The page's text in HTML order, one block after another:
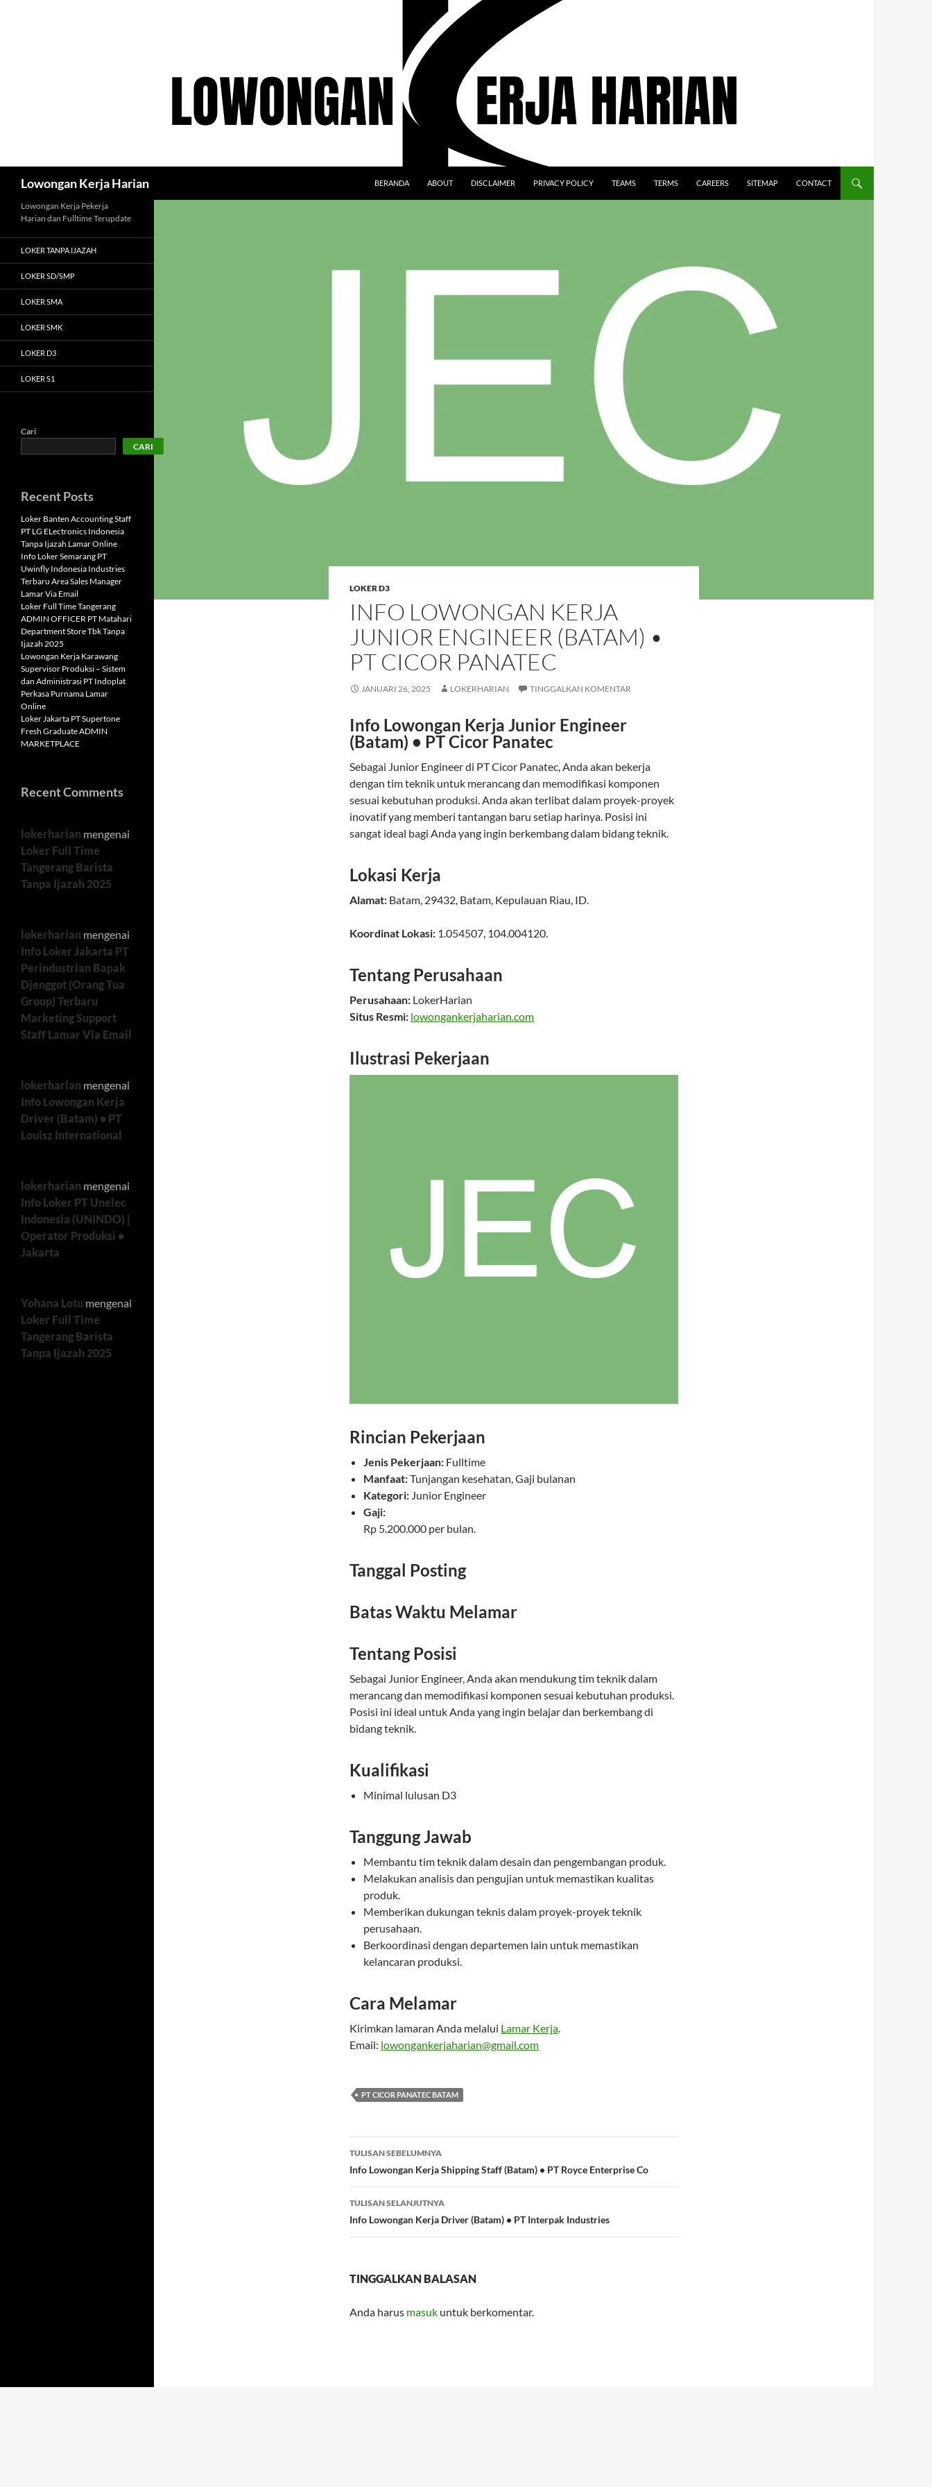
Lowongan Kerja Harian BERANDA ABOUT DISCLAIMER PRIVACY POLICY TEAMS TERMS CAREERS SITEMAP CONTACT
LOKER D3
INFO LOWONGAN KERJA
JUNIOR ENGINEER (BATAM) •
PT CICOR PANATEC
JANUARI 26, 2025 LOKERHARIAN TINGGALKAN KOMENTAR
Info Lowongan Kerja Junior Engineer
(Batam) • PT Cicor Panatec
Sebagai Junior Engineer di PT Cicor Panatec, Anda akan bekerja
dengan tim teknik untuk merancang dan memodifikasi komponen
sesuai kebutuhan produksi. Anda akan terlibat dalam proyek-proyek
inovatif yang memberi tantangan baru setiap harinya. Posisi ini
sangat ideal bagi Anda yang ingin berkembang dalam bidang teknik.
Lokasi Kerja
Alamat: Batam, 29432, Batam, Kepulauan Riau, ID.
Koordinat Lokasi: 1.054507, 104.004120.
Tentang Perusahaan
Perusahaan: LokerHarian
Situs Resmi: lowongankerjaharian.com
Ilustrasi Pekerjaan
Rincian Pekerjaan
Jenis Pekerjaan: Fulltime
Manfaat:Tunjangan kesehatan, Gaji bulanan
Kategori: Junior Engineer
Gaji:
Rp 5.200.000 per bulan.
Tanggal Posting
Batas Waktu Melamar
Tentang Posisi
Sebagai Junior Engineer, Anda akan mendukung tim teknik dalam
merancang dan memodifikasi komponen sesuai kebutuhan produksi.
Posisi ini ideal untuk Anda yang ingin belajar dan berkembang di
bidang teknik.
Kualifikasi
Minimal lulusan D3
Tanggung Jawab
Membantu tim teknik dalam desain dan pengembangan produk.
Melakukan analisis dan pengujian untuk memastikan kualitas
produk.
Memberikan dukungan teknis dalam proyek-proyek teknik
perusahaan.
Berkoordinasi dengan departemen lain untuk memastikan
kelancaran produksi.
Cara Melamar
Kirimkan lamaran Anda melalui Lamar Kerja.
Email: lowongankerjaharian@gmail.com
PT CICOR PANATEC BATAM
Navigasi
Tulisan
TULISAN SEBELUMNYA
Info Lowongan Kerja Shipping Staff (Batam) • PT Royce Enterprise Co
TULISAN SELANJUTNYA
Info Lowongan Kerja Driver (Batam) • PT Interpak Industries
TINGGALKAN BALASAN
Anda harus masuk untuk berkomentar.
Lowongan Kerja Pekerja
Harian dan Fulltime Terupdate
LOKER TANPA IJAZAH
LOKER SD/SMP
LOKER SMA
LOKER SMK
LOKER D3
LOKER S1
Cari
CARI
Recent Posts
Loker Banten Accounting Staff
PT LG ELectronics Indonesia
Tanpa Ijazah Lamar Online
Info Loker Semarang PT
Uwinfly Indonesia Industries
Terbaru Area Sales Manager
Lamar Via Email
Loker Full Time Tangerang
ADMIN OFFICER PT Matahari
Department Store Tbk Tanpa
Ijazah 2025
Lowongan Kerja Karawang
Supervisor Produksi – Sistem
dan Administrasi PT Indoplat
Perkasa Purnama Lamar
Online
Loker Jakarta PT Supertone
Fresh Graduate ADMIN
MARKETPLACE
Recent Comments
lokerharian mengenai
Loker Full Time
Tangerang Barista
Tanpa Ijazah 2025
lokerharian mengenai
Info Loker Jakarta PT
Perindustrian Bapak
Djenggot (Orang Tua
Group) Terbaru
Marketing Support
Staff Lamar Via Email
lokerharian mengenai
Info Lowongan Kerja
Driver (Batam) • PT
Louisz International
lokerharian mengenai
Info Loker PT Unelec
Indonesia (UNINDO) |
Operator Produksi •
Jakarta
Yohana Lotu mengenai
Loker Full Time
Tangerang Barista
Tanpa Ijazah 2025